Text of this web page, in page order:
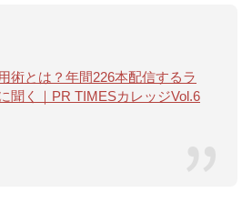
術とは？年間226本配信するラ
聞く｜PR TIMESカレッジVol.6